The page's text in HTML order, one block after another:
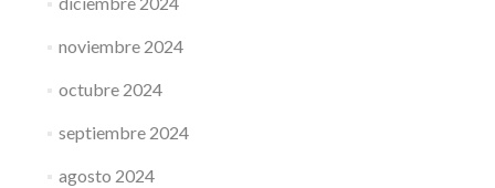
noviembre 2024
octubre 2024
septiembre 2024
agosto 2024